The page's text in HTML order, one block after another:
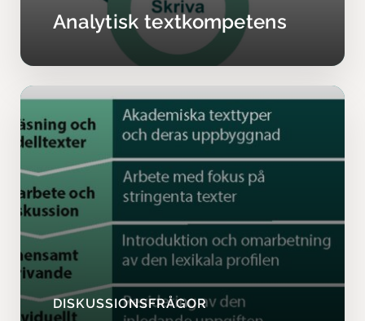
Analytisk textkompetens
DISKUSSIONSFRÅGOR